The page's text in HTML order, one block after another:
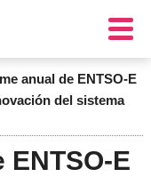
anual de ENTSO-E
del sistema
E